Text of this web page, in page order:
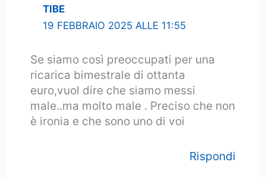
TIBE
19 FEBBRAIO 2025 ALLE 11:55
Se siamo così preoccupati per una
ricarica bimestrale di ottanta
euro,vuol dire che siamo messi
male..ma molto male . Preciso che non
è ironia e che sono uno di voi
Rispondi